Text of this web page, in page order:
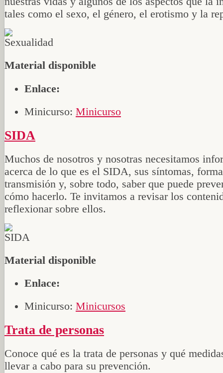
tales como el sexo, el género, el erotismo y la
Material disponible
Enlace:
Minicurso: Minicurso
SIDA
Muchos de nosotros y nosotras necesitamos
acerca de lo que es el SIDA, sus síntomas,
transmisión y, sobre todo, saber que puede
cómo hacerlo. Te invitamos a revisar los
reflexionar sobre ellos.
Material disponible
Enlace:
Minicurso: Minicursos
Trata de personas
Conoce qué es la trata de personas y qué
llevar a cabo para su prevención.